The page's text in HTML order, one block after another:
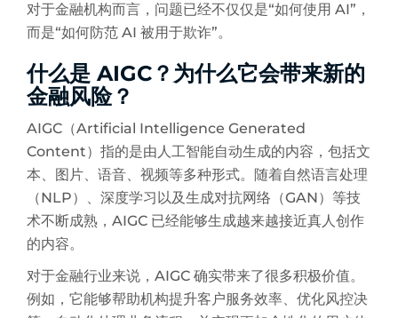
对于金融机构而言，问题已经不仅仅是“如何使用 AI”，
而是“如何防范 AI 被用于欺诈”。
什么是 AIGC？为什么它会带来新的
金融风险？
AIGC（Artificial Intelligence Generated
Content）指的是由人工智能自动生成的内容，包括文
本、图片、语音、视频等多种形式。随着自然语言处理
（NLP）、深度学习以及生成对抗网络（GAN）等技
术不断成熟，AIGC 已经能够生成越来越接近真人创作
的内容。
对于金融行业来说，AIGC 确实带来了很多积极价值。
例如，它能够帮助机构提升客户服务效率、优化风控决